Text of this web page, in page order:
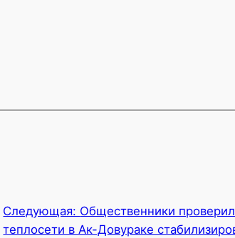
Следующая: Общественники
теплосети в Ак-Довураке